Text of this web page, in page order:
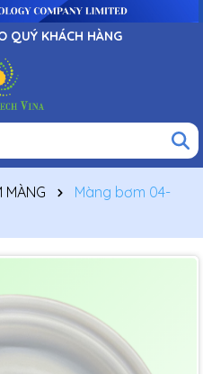
QUÝ KHÁCH HÀNG
MÀNG
Màng bơm 04-